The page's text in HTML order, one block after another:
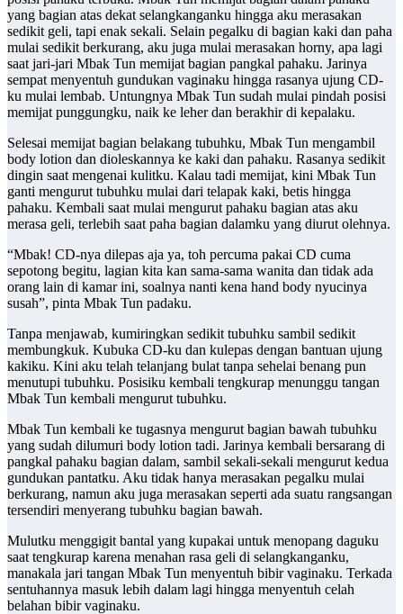
yang bagian atas dekat selangkanganku hingga aku merasakan
sedikit geli, tapi enak sekali. Selain pegalku di bagian kaki dan paha
mulai sedikit berkurang, aku juga mulai merasakan horny, apa lagi
saat jari-jari Mbak Tun memijat bagian pangkal pahaku. Jarinya
sempat menyentuh gundukan vaginaku hingga rasanya ujung CD-
ku mulai lembab. Untungnya Mbak Tun sudah mulai pindah posisi
memijat punggungku, naik ke leher dan berakhir di kepalaku.
Selesai memijat bagian belakang tubuhku, Mbak Tun mengambil
body lotion dan dioleskannya ke kaki dan pahaku. Rasanya sedikit
dingin saat mengenai kulitku. Kalau tadi memijat, kini Mbak Tun
ganti mengurut tubuhku mulai dari telapak kaki, betis hingga
pahaku. Kembali saat mulai mengurut pahaku bagian atas aku
merasa geli, terlebih saat paha bagian dalamku yang diurut olehnya.
“Mbak! CD-nya dilepas aja ya, toh percuma pakai CD cuma
sepotong begitu, lagian kita kan sama-sama wanita dan tidak ada
orang lain di kamar ini, soalnya nanti kena hand body nyucinya
susah”, pinta Mbak Tun padaku.
Tanpa menjawab, kumiringkan sedikit tubuhku sambil sedikit
membungkuk. Kubuka CD-ku dan kulepas dengan bantuan ujung
kakiku. Kini aku telah telanjang bulat tanpa sehelai benang pun
menutupi tubuhku. Posisiku kembali tengkurap menunggu tangan
Mbak Tun kembali mengurut tubuhku.
Mbak Tun kembali ke tugasnya mengurut bagian bawah tubuhku
yang sudah dilumuri body lotion tadi. Jarinya kembali bersarang di
pangkal pahaku bagian dalam, sambil sekali-sekali mengurut kedua
gundukan pantatku. Aku tidak hanya merasakan pegalku mulai
berkurang, namun aku juga merasakan seperti ada suatu rangsangan
tersendiri menyerang tubuhku bagian bawah.
Mulutku menggigit bantal yang kupakai untuk menopang daguku
saat tengkurap karena menahan rasa geli di selangkanganku,
manakala jari tangan Mbak Tun menyentuh bibir vaginaku. Terkada
sentuhannya masuk lebih dalam lagi hingga menyentuh celah
belahan bibir vaginaku.